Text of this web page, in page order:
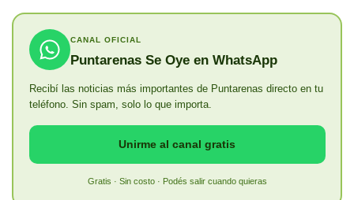
CANAL OFICIAL
Puntarenas Se Oye en WhatsApp
Recibí las noticias más importantes de Puntarenas directo en tu
teléfono. Sin spam, solo lo que importa.
Unirme al canal gratis
Gratis · Sin costo · Podés salir cuando quieras